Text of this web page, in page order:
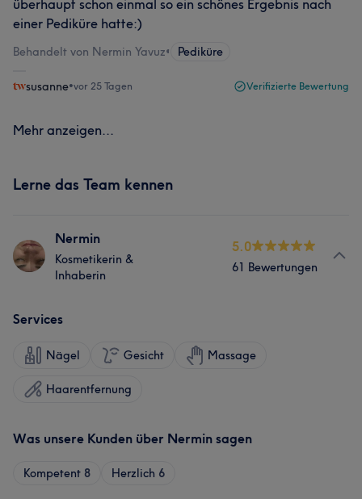
überhaupt schon einmal so ein schönes Ergebnis nach
einer Pediküre hatte:)
Behandelt von Nermin Yavuz• Pediküre
susanne•vor 25 Tagen Verifizierte Bewertung
Mehr anzeigen...
Lerne das Team kennen
Nermin
Kosmetikerin &
Inhaberin
5.0
61 Bewertungen
Services
Nägel Gesicht Massage
Haarentfernung
Was unsere Kunden über Nermin sagen
Kompetent 8 Herzlich 6